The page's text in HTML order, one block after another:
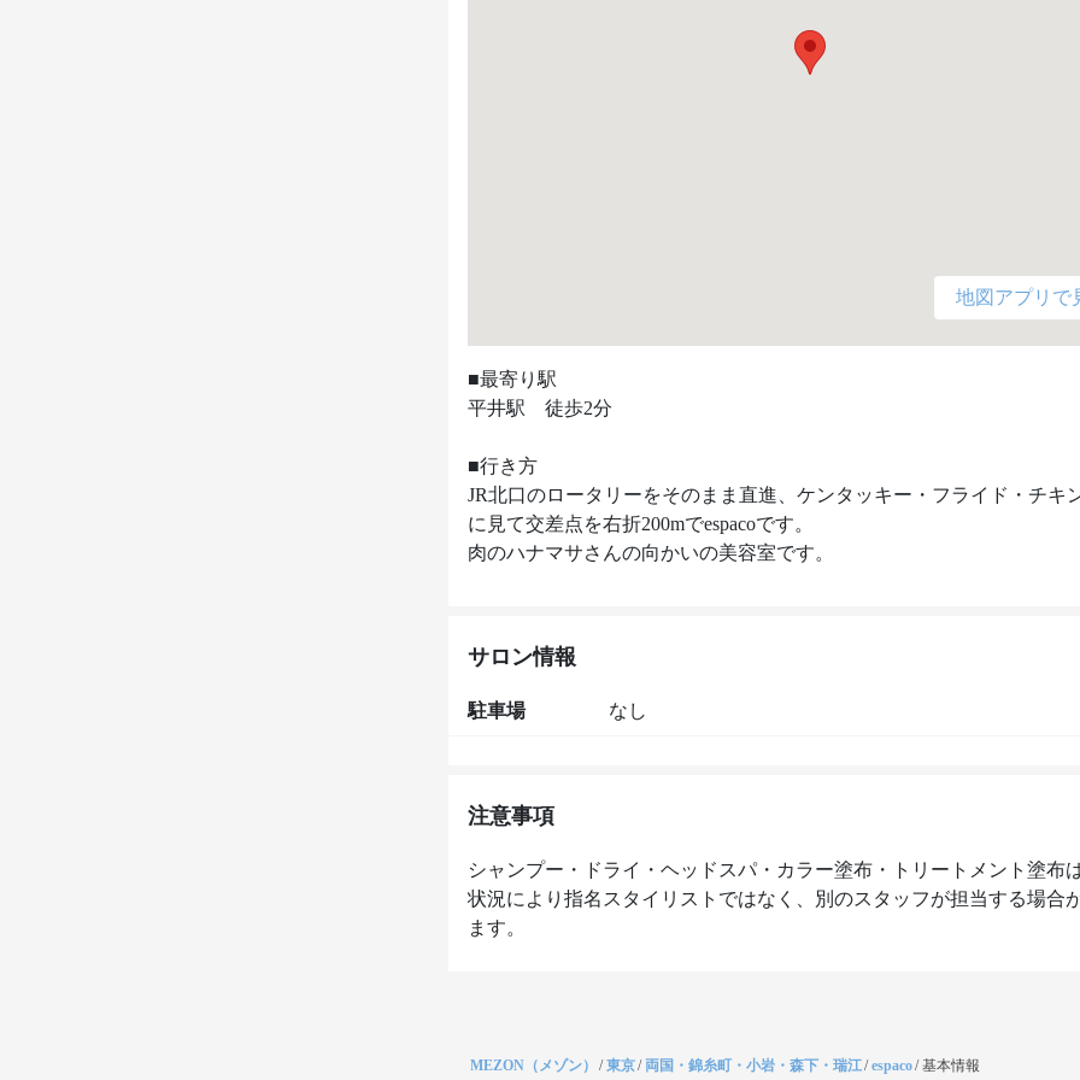
地図アプリで
■最寄り駅
平井駅　徒歩2分
■行き方
JR北口のロータリーをそのまま直進、ケンタッキー・フライド・チキ
に見て交差点を右折200mでespacoです。
肉のハナマサさんの向かいの美容室です。
サロン情報
駐車場 なし
注意事項
シャンプー・ドライ・ヘッドスパ・カラー塗布・トリートメント塗布
状況により指名スタイリストではなく、別のスタッフが担当する場合
ます。
MEZON（メゾン） /東京/ 両国・錦糸町・小岩・森下・瑞江/espaco/基本情報